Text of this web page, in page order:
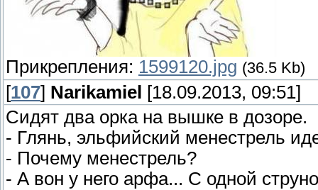
Прикрепления: 1599120.jpg (36.5 Kb)
[107] Narikamiel
[18.09.2013, 09:51]
Сидят два орка на вышке в дозоре.
- Глянь, эльфийский менестрель
- Почему менестрель?
- А вон у него арфа... С одной